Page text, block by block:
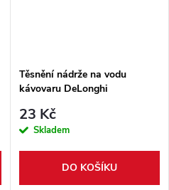
Těsnění nádrže na vodu
kávovaru DeLonghi
23 Kč
Skladem
DO KOŠÍKU